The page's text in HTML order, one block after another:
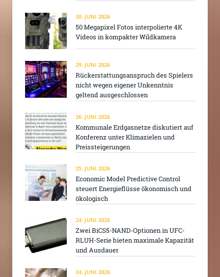
30. JUNI 2026
50 Megapixel Fotos interpolierte 4K
Videos in kompakter Wildkamera
29. JUNI 2026
Rückerstattungsanspruch des Spielers
nicht wegen eigener Unkenntnis
geltend ausgeschlossen
26. JUNI 2026
Kommunale Erdgasnetze diskutiert auf
Konferenz unter Klimazielen und
Preissteigerungen
25. JUNI 2026
Economic Model Predictive Control
steuert Energieflüsse ökonomisch und
ökologisch
24. JUNI 2026
Zwei BiCS5-NAND-Optionen in UFC-
RLUH-Serie bieten maximale Kapazität
und Ausdauer
24. JUNI 2026